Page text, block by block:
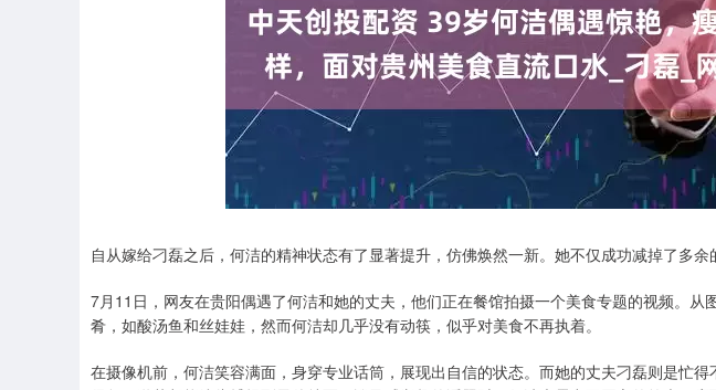
自从嫁给刁磊之后，何洁的精神状态有了显著提升，仿佛焕然一新。她不仅成功减掉了多余
7月11日，网友在贵阳偶遇了何洁和她的丈夫，他们正在餐馆拍摄一个美食专题的视频。从
肴，如酸汤鱼和丝娃娃，然而何洁却几乎没有动筷，似乎对美食不再执着。
在摄像机前，何洁笑容满面，身穿专业话筒，展现出自信的状态。而她的丈夫刁磊则是忙